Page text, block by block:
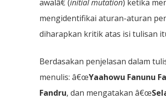
awalâ€ (initial mutation) ketika
mengidentifikai aturan-aturan
diharapkan kritik atas isi tulisan
Berdasakan penjelasan dalam
menulis: â€œYaahowu Fanunu
Fandru, dan mengatakan â€œ